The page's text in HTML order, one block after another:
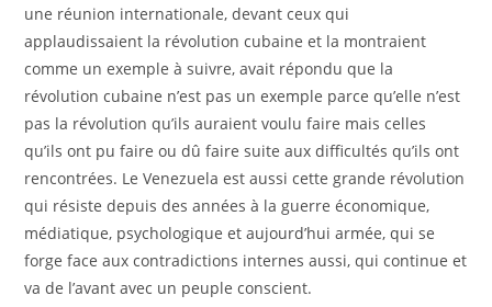
une réunion internationale, devant ceux qui
applaudissaient la révolution cubaine et la montraient
comme un exemple à suivre, avait répondu que la
révolution cubaine n’est pas un exemple parce qu’elle n’est
pas la révolution qu’ils auraient voulu faire mais celles
qu’ils ont pu faire ou dû faire suite aux difficultés qu’ils ont
rencontrées. Le Venezuela est aussi cette grande révolution
qui résiste depuis des années à la guerre économique,
médiatique, psychologique et aujourd’hui armée, qui se
forge face aux contradictions internes aussi, qui continue et
va de l’avant avec un peuple conscient.